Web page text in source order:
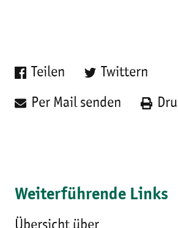
Teilen Twittern
Per Mail senden
Weiterführende Links